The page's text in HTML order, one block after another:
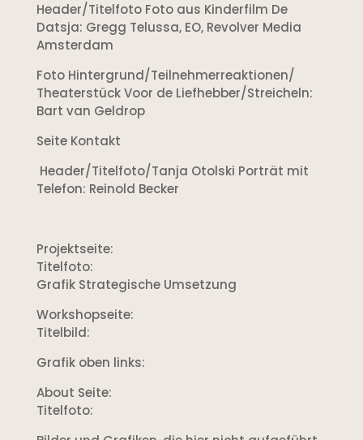
Header/Titelfoto Foto aus Kinderfilm De
Datsja: Gregg Telussa, EO, Revolver Media
Amsterdam
Foto Hintergrund/Teilnehmerreaktionen/
Theaterstück Voor de Liefhebber/Streicheln:
Bart van Geldrop
Seite Kontakt
Header/Titelfoto/Tanja Otolski Porträt mit
Telefon: Reinold Becker
Projektseite:
Titelfoto:
Grafik Strategische Umsetzung
Workshopseite:
Titelbild:
Grafik oben links:
About Seite:
Titelfoto: